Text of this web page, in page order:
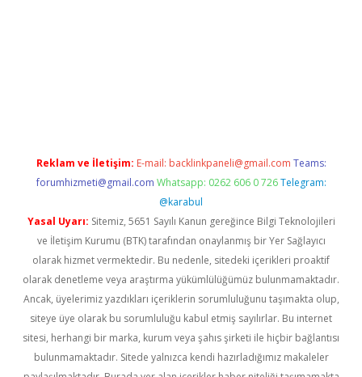
Reklam ve İletişim: E-mail: backlinkpaneli@gmail.com Teams:
forumhizmeti@gmail.com Whatsapp: 0262 606 0 726 Telegram:
@karabul
Yasal Uyarı: Sitemiz, 5651 Sayılı Kanun gereğince Bilgi Teknolojileri
ve İletişim Kurumu (BTK) tarafından onaylanmış bir Yer Sağlayıcı
olarak hizmet vermektedir. Bu nedenle, sitedeki içerikleri proaktif
olarak denetleme veya araştırma yükümlülüğümüz bulunmamaktadır.
Ancak, üyelerimiz yazdıkları içeriklerin sorumluluğunu taşımakta olup,
siteye üye olarak bu sorumluluğu kabul etmiş sayılırlar. Bu internet
sitesi, herhangi bir marka, kurum veya şahıs şirketi ile hiçbir bağlantısı
bulunmamaktadır. Sitede yalnızca kendi hazırladığımız makaleler